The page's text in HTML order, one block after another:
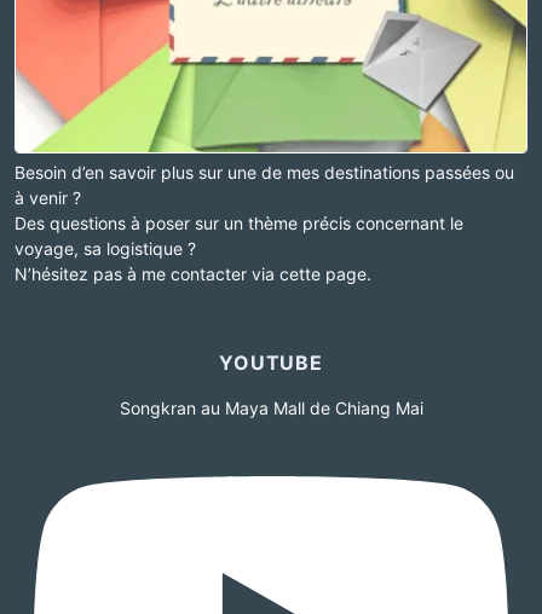
Besoin d’en savoir plus sur une de mes destinations passées ou
à venir ?
Des questions à poser sur un thème précis concernant le
voyage, sa logistique ?
N’hésitez pas à me contacter via cette page.
YOUTUBE
Songkran au Maya Mall de Chiang Mai